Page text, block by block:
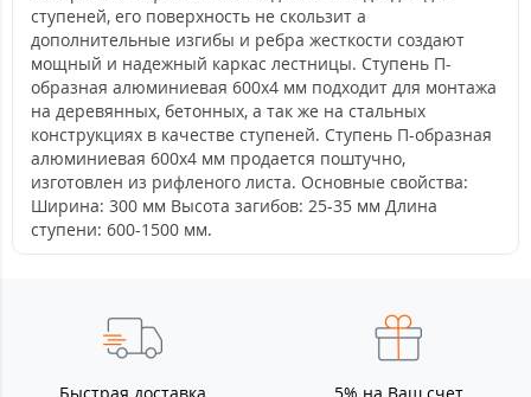
ступеней, его поверхность не скользит а
дополнительные изгибы и ребра жесткости создают
мощный и надежный каркас лестницы. Ступень П-
образная алюминиевая 600x4 мм подходит для монтажа
на деревянных, бетонных, а так же на стальных
конструкциях в качестве ступеней. Ступень П-образная
алюминиевая 600x4 мм продается поштучно,
изготовлен из рифленого листа. Основные свойства:
Ширина: 300 мм Высота загибов: 25-35 мм Длина
ступени: 600-1500 мм.